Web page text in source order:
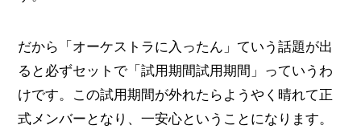
だから「オーケストラに入ったん」ていう話題が出
ると必ずセットで「試用期間試用期間」っていうわ
けです。この試用期間が外れたらようやく晴れて正
式メンバーとなり、一安心ということになります。